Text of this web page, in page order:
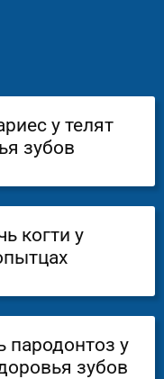
у телят
зубов
когти у
пародонтоз у
зубов